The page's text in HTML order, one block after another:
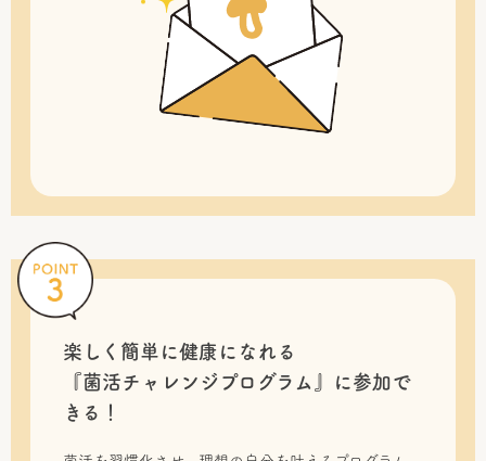
楽しく簡単に健康になれる
『菌活チャレンジプログラム』に 参加で
きる！